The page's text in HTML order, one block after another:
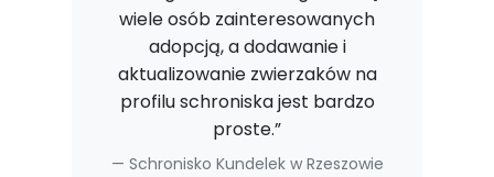
wiele osób zainteresowanych
adopcją, a dodawanie i
aktualizowanie zwierzaków na
profilu schroniska jest bardzo
proste.”
Schronisko Kundelek w Rzeszowie